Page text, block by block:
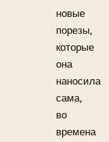
новые
порезы,
которые
она
наносила
сама,
во
времена